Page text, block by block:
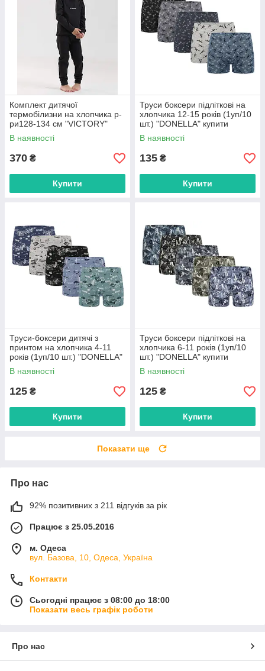
Комплект дитячої
термобілизни на хлопчика р-
ри128-134 см "VICTORY"
недорого від прямого
постачальника
В наявності
370 ₴
Купити
Труси боксери підліткові на
хлопчика 12-15 років (1уп/10
шт.) "DONELLA" купити
гуртом в Одесі на 7 км
В наявності
135 ₴
Купити
Труси-боксери дитячі з
принтом на хлопчика 4-11
років (1уп/10 шт.) "DONELLA"
купити гуртом в Одесі на 7 км
В наявності
125 ₴
Купити
Труси боксери підліткові на
хлопчика 6-11 років (1уп/10
шт.) "DONELLA" купити
гуртом в Одесі на 7 км
В наявності
125 ₴
Купити
Показати ще
Про нас
92% позитивних з 211 відгуків за рік
Працює з 25.05.2016
м. Одеса
вул. Базова, 10, Одеса, Україна
Контакти
Сьогодні працює з 08:00 до 18:00
Показати весь графік роботи
Про нас